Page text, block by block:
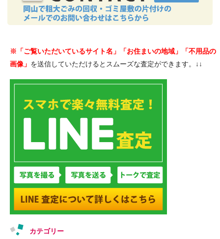
※「ご覧いただいているサイト名」「お住まいの地域」「不用品の
画像」 を送信していただけるとスムーズな査定ができます。↓↓
カテゴリー